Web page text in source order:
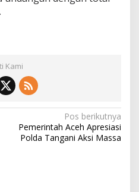
Kami
Pos berikutnya
Pemerintah Aceh Apresiasi
Polda Tangani Aksi Massa